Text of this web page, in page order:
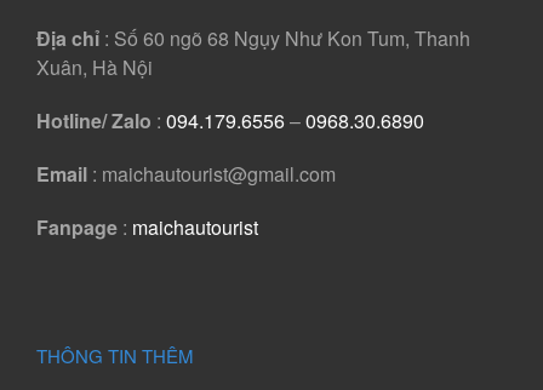
Địa chỉ : Số 60 ngõ 68 Ngụy Như Kon Tum, Thanh
Xuân, Hà Nội
Hotline/ Zalo : 094.179.6556–0968.30.6890
Email : maichautourist@gmail.com
Fanpage : maichautourist
THÔNG TIN THÊM